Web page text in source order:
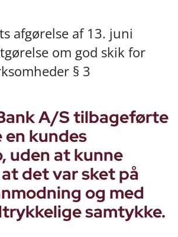
afgørelse af 13. juni
om god skik for
§ 3
A/S tilbageførte
kundes
uden at kunne
det var sket på
og med
samtykke.